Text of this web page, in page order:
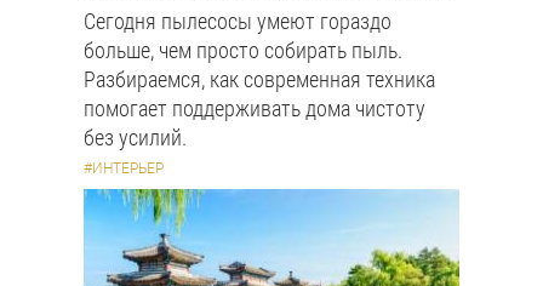
Сегодня пылесосы умеют гораздо
больше, чем просто собирать пыль.
Разбираемся, как современная техника
помогает поддерживать дома чистоту
без усилий.
#ИНТЕРЬЕР